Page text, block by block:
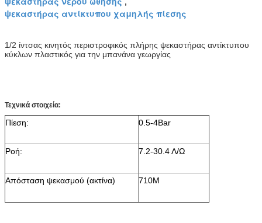
ψεκαστήρας αντίκτυπου χαμηλής πίεσης
1/2 ίντσας κινητός περιστροφικός πλήρης ψεκαστήρας αντίκτυπου
κύκλων πλαστικός για την μπανάνα γεωργίας
Τεχνικά στοιχεία:
Πίεση: 0.5-4Bar
Ροή: 7.2-30.4 Λ/Ω
Απόσταση ψεκασμού (ακτίνα) 710M